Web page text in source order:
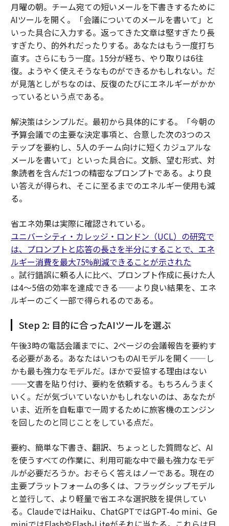
月曜の朝。チーム宛ての短いメールを下書きするために
AIツールを開く。「会議についてのメールを書いて」と
いった具合に入力する。返ってきた文章は堅すぎたり長
すぎたり、的外れだったりする。あなたはもう一度打ち
直す。さらにもう一度。15分が経ち、やり取りは6往
復。ようやく使えそうなものができるかもしれない。だ
が見落としがちなのは、反復のたびにエネルギーがかか
っているという点である。
解決策はシンプルだ。最初から具体的にする。「今朝の
予算会議での主要な決定事項と、合意した次の3つのス
テップを要約し、5人のチーム向けに短くカジュアルな
メールを書いて」といった具合に。文脈、望む形式、対
象読者を含んだ1つの精密なプロンプトである。より良
い答えが得られ、そこに至るまでのエネルギー使用も減
る。
省エネ効果は実際に確認されている。
ユニバーシティ・カレッジ・ロンドン（UCL）の研究で
は、プロンプトと応答の長さを半分にすることで、エネ
ルギー消費を最大75%削減できることが示された
。試行錯誤に頼る人に比べ、プロンプト作成に長けた人
は4〜5倍の効率を達成できる——より良い結果を、エネ
ルギーのごく一部で得られるのである。
Step 2: 目的に合ったAIツールを選ぶ
午後3時の電話会議までに、2ページの会議報告を要約す
る必要がある。あなたはいつものAIモデルを開く——し
かも最も強力なモデルだ。ほかで妥協する理由はない
——文書を貼り付け、要約を依頼する。もちろんうまく
いく。だが気づいていないかもしれないのは、あなたが
いま、近所を自転車で一周するために旅客機のエンジン
を回したのと同じことをしている点だ。
要約、簡単な下書き、翻訳、ちょっとした質問など、AI
を使うすべての作業に、利用可能な中で最も強力なモデ
ルが必要だろうか。おそらく答えはノーである。現在の
主要プラットフォームの多くは、フラッグシップモデル
と並行して、より軽量で省エネな選択肢を提供してい
る。ClaudeではHaiku、ChatGPTではGPT-4o mini、Ge